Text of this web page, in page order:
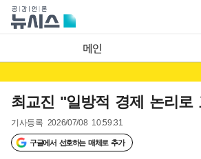
메인
최교진 "일방적 경제 논리로
기사등록 2026/07/08 10:59:31
구글에서 선호하는 매체로 추가